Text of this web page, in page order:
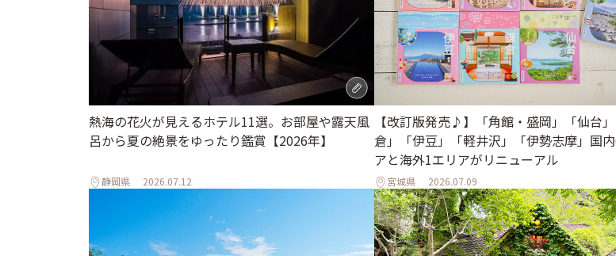
熱海の花火が見えるホテル11選。お部屋や露天風
呂から夏の絶景をゆったり鑑賞【2026年】
静岡県 2026.07.12
【改訂版発売♪】「角館・盛岡」「仙台
倉」「伊豆」「軽井沢」「伊勢志摩」国
アと海外1エリアがリニューアル
宮城県 2026.07.09